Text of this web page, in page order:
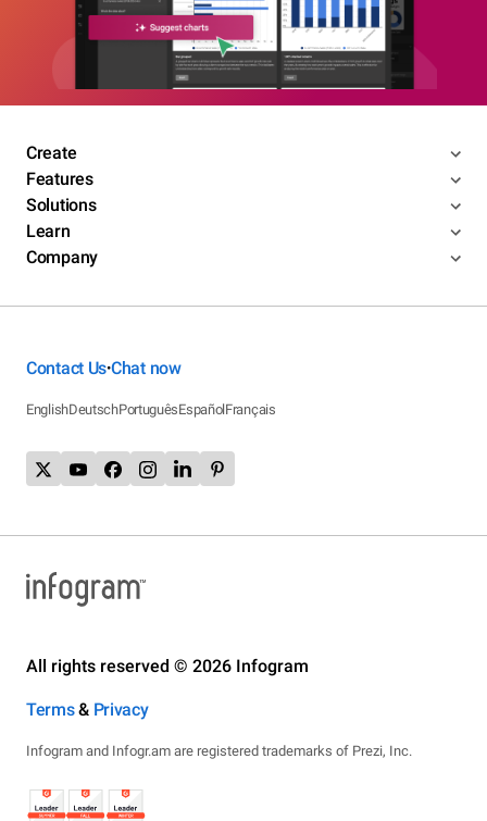
Create
Features
Solutions
Learn
Company
Contact Us•Chat now
EnglishDeutschPortuguêsEspañolFrançais
All rights reserved © 2026 Infogram
Terms& Privacy
Infogram and Infogr.am are registered trademarks of Prezi, Inc.